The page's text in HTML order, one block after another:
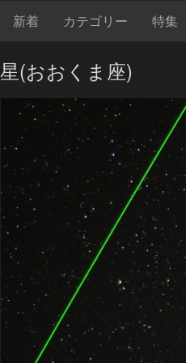
新着 カテゴリー 特集
(おおくま座)